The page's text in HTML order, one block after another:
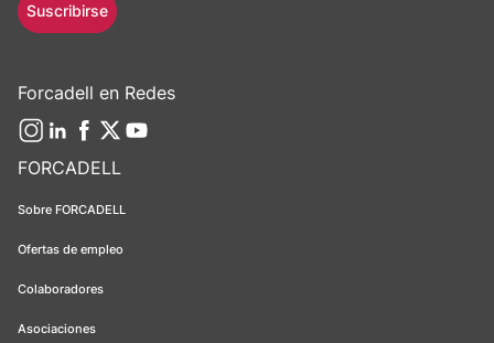
FORCADELL
Sobre FORCADELL
Ofertas de empleo
Colaboradores
Asociaciones
Suscribirse
Forcadell en Redes